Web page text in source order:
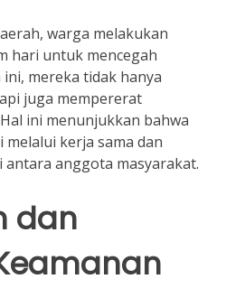
warga melakukan
hari untuk mencegah
mereka tidak hanya
juga mempererat
ini menunjukkan bahwa
melalui kerja sama dan
anggota masyarakat.
dan